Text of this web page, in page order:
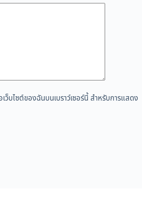
ว็บไซต์ของฉันบนเบราว์เซอร์นี้ สำหรับการแสดง